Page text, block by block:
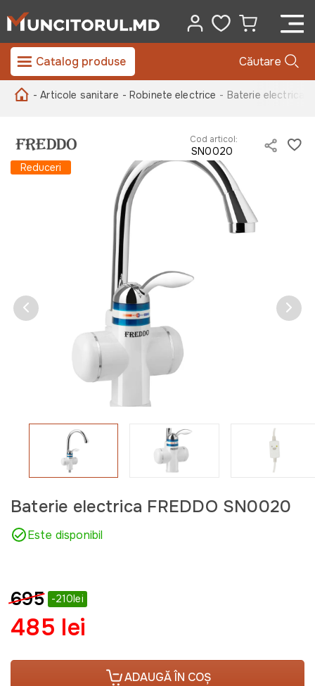
Catalog produse Căutare
- Articole sanitare - Robinete electrice - Baterie electrica
Cod articol:
SN0020
Reduceri
Baterie electrica FREDDO SN0020
Este disponibil
695 -210lei
485 lei
ADAUGĂ ÎN COȘ